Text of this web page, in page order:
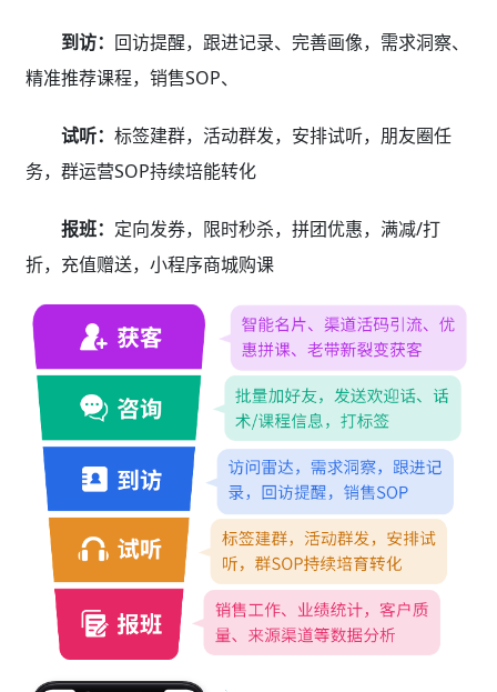
到访： 回访提醒，跟进记录、完善画像，需求洞察、
精准推荐课程，销售SOP、
试听： 标签建群，活动群发，安排试听，朋友圈任
务，群运营SOP持续培能转化
报班： 定向发券，限时秒杀，拼团优惠，满减/打
折，充值赠送，小程序商城购课